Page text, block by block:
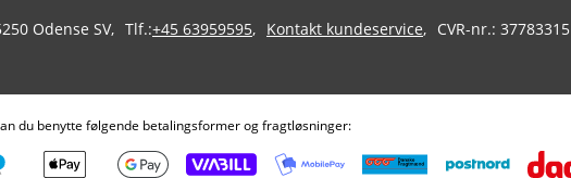
Odense SV Tlf.:+45 63959595 Kontakt kundeservice CVR-nr.: 37783315
du benytte følgende betalingsformer og fragtløsninger: